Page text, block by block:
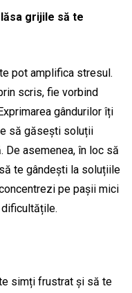
grijile să te
pot amplifica stresul.
scris, fie vorbind
gândurilor îți
să găsești soluții
De asemenea, în loc să
te gândești la soluțiile
pe pașii mici
simți frustrat și să te